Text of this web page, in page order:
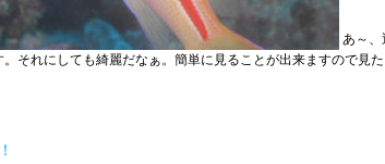
あ～
それにしても綺麗だなぁ。簡単に見ることが出来ますので見